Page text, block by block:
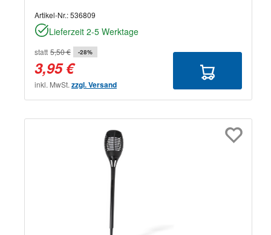
Artikel-Nr.:536809
Lieferzeit 2-5 Werktage
statt 5,50 € -28%
3,95 €
inkl. MwSt. zzgl. Versand